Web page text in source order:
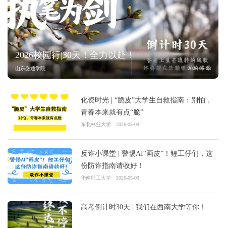
2026校园行|30天！全力以赴！
山东交通学院 2026-05-08
化资时光 | “脆皮”大学生自救指南：别怕，
青春本来就有点“脆”
东北林业大学 2026-05-09
反诈小课堂 | 警惕AI“画皮”！鲤工仔们，这
份防诈指南请收好！
华南理工大学 2026-05-09
高考倒计时30天 | 我们在西南大学等你！